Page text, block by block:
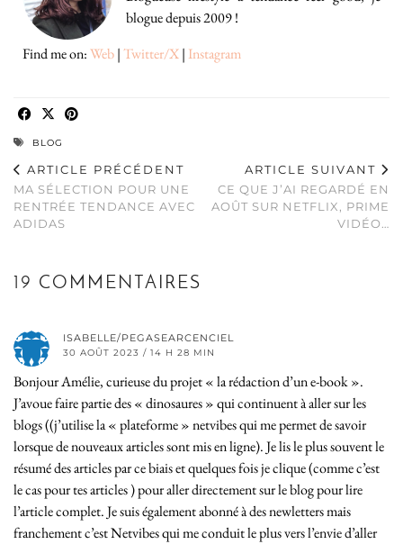
blogue depuis 2009 !
Find me on:Web|Twitter/X| Instagram
BLOG
ARTICLE PRÉCÉDENT
MA SÉLECTION POUR UNE
RENTRÉE TENDANCE AVEC
ADIDAS
ARTICLE SUIVANT
CE QUE J’AI REGARDÉ EN
AOÛT SUR NETFLIX, PRIME
VIDÉO…
19 COMMENTAIRES
ISABELLE/PEGASEARCENCIEL
30 AOÛT 2023 / 14 H 28 MIN
Bonjour Amélie, curieuse du projet « la rédaction d’un e-book ».
J’avoue faire partie des « dinosaures » qui continuent à aller sur les
blogs ((j’utilise la « plateforme » netvibes qui me permet de savoir
lorsque de nouveaux articles sont mis en ligne). Je lis le plus souvent le
résumé des articles par ce biais et quelques fois je clique (comme c’est
le cas pour tes articles ) pour aller directement sur le blog pour lire
l’article complet. Je suis également abonné à des newletters mais
franchement c’est Netvibes qui me conduit le plus vers l’envie d’aller